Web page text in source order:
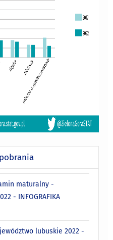
maturalny -
- INFOGRAFIKA
lubuskie 2022 -